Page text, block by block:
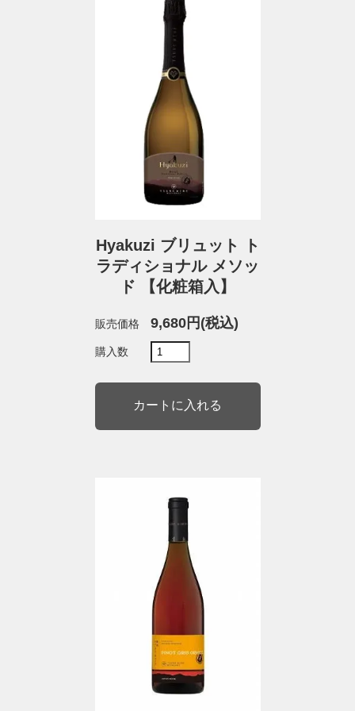
Hyakuzi ブリュット ト
ラディショナル メソッ
ド 【化粧箱入】
販売価格 9,680円(税込)
購入数